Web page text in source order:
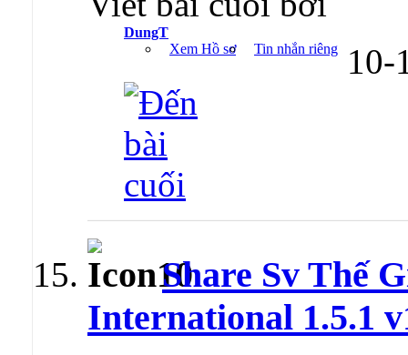
DungT
Xem Hồ sơ
Tin nhắn riêng 10-
Share Sv Thế
International 1.5.1